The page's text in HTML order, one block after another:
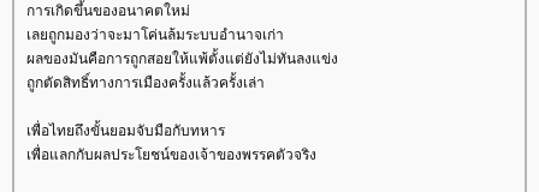
การเกิดขึ้นของอนาคตใหม่
เลยถูกมองว่าจะมาโค่นล้มระบบอำนาจเก่า
ผลของมันคือการถูกสอยให้แพ้ตั้งแต่ยังไม่ทันลงแข่ง
ถูกตัดสิทธิ์ทางการเมืองครั้งแล้วครั้งเล่า
เพื่อไทยถึงขั้นยอมจับมือกับทหาร
เพื่อแลกกับผลประโยชน์ของเจ้าของพรรคตัวจริง